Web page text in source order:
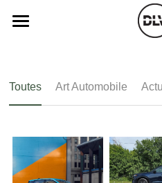
Histoire de chars
Art Automobile
Radio FM
Télé RDS
Toutes Art Automobile
LES CATÉGORIES
Opinion
Essais Routier
Insolite